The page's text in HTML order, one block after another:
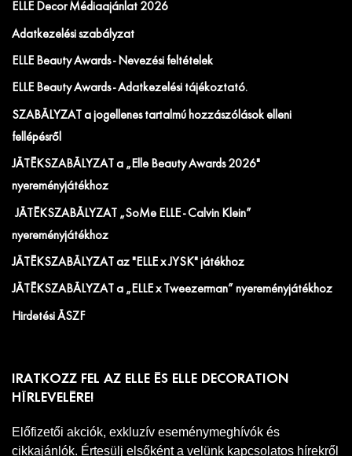
ELLE Decor Médiaajánlat 2026
Adatkezelési szabályzat
ELLE Beauty Awards - Nevezési feltételek
ELLE Beauty Awards - Adatkezelési tájékoztató.
SZABÁLYZAT a jogellenes tartalmú hozzászólások elleni
fellépésről
JÁTÉKSZABÁLYZAT a „Elle Beauty Awards 2026"
nyereményjátékhoz
JÁTÉKSZABÁLYZAT „SoMe ELLE - Calvin Klein”
nyereményjátékhoz
JÁTÉKSZABÁLYZAT az "ELLE x JYSK" játékhoz
JÁTÉKSZABÁLYZAT a „ELLE x Tweezerman” nyereményjátékhoz
Hirdetési ÁSZF
IRATKOZZ FEL AZ ELLE ÉS ELLE DECORATION
HÍRLEVELÉRE!
Előfizetői akciók, exkluzív eseménymeghívók és
cikkajánlók. Értesülj elsőként a velünk kapcsolatos hírekről